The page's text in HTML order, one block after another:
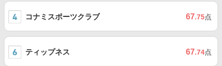
コナミスポーツクラブ 67.75点
ティップネス 67.74点